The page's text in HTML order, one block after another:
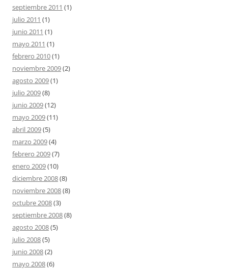
septiembre 2011 (1)
julio 2011 (1)
junio 2011 (1)
mayo 2011 (1)
febrero 2010(1)
noviembre 2009(2)
agosto 2009(1)
julio 2009(8)
junio 2009(12)
mayo 2009(11)
abril 2009(5)
marzo 2009(4)
febrero 2009(7)
enero 2009(10)
diciembre 2008(8)
noviembre 2008(8)
octubre 2008(3)
septiembre 2008(8)
agosto 2008(5)
julio 2008(5)
junio 2008(2)
mayo 2008(6)